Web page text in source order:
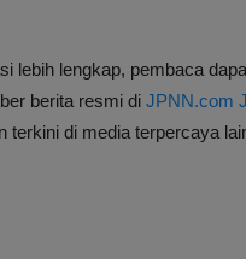
lebih lengkap, pembaca
berita resmi di JPNN.com
terkini di media terpercaya